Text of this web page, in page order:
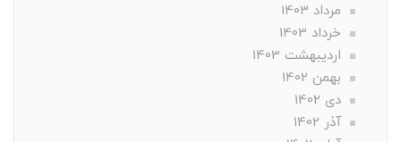
مرداد 1403
خرداد 1403
ارديبهشت 1403
بهمن 1402
دی 1402
آذر 1402